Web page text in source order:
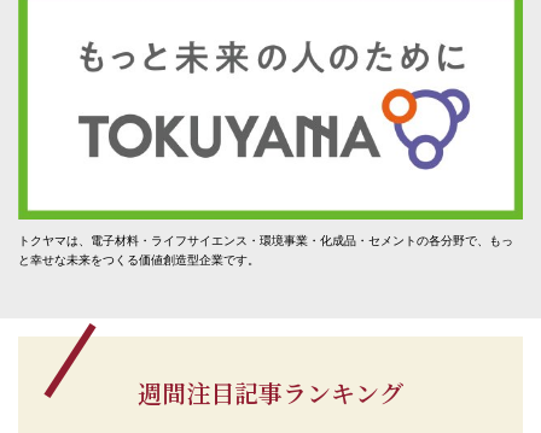
トクヤマは、電子材料・ライフサイエンス・環境事業・化成品・セメントの各分野で、もっ
と幸せな未来をつくる価値創造型企業です。
週間注目記事ランキング